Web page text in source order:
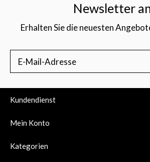
Newsletter
Erhalten Sie die neuesten
Kundendienst
Mein Konto
Kategorien